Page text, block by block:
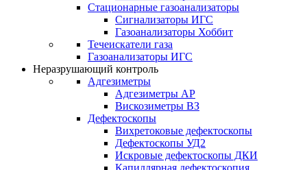
Стационарные газоанализаторы
Сигнализаторы ИГС
Газоанализаторы Хоббит
Течеискатели газа
Газоанализаторы ИГС
Неразрушающий контроль
Адгезиметры
Адгезиметры АР
Вискозиметры ВЗ
Дефектоскопы
Вихретоковые дефектоскопы
Дефектоскопы УД2
Искровые дефектоскопы ДКИ
Капиллярная дефектоскопия